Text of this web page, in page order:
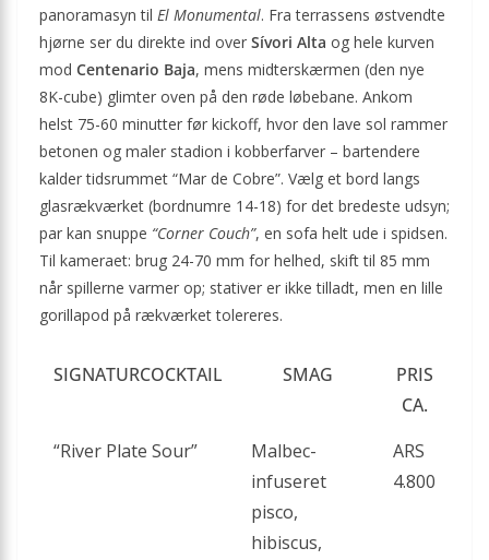
panoramasyn til El Monumental. Fra terrassens østvendte
hjørne ser du direkte ind over Sívori Alta og hele kurven
mod Centenario Baja, mens midterskærmen (den nye
8K-cube) glimter oven på den røde løbebane. Ankom
helst 75-60 minutter før kickoff, hvor den lave sol rammer
betonen og maler stadion i kobberfarver – bartendere
kalder tidsrummet “Mar de Cobre”. Vælg et bord langs
glasrækværket (bordnumre 14-18) for det bredeste udsyn;
par kan snuppe “Corner Couch”, en sofa helt ude i spidsen.
Til kameraet: brug 24-70 mm for helhed, skift til 85 mm
når spillerne varmer op; stativer er ikke tilladt, men en lille
gorillapod på rækværket tolereres.
SIGNATURCOCKTAIL SMAG
PRIS
CA.
“River Plate Sour”
Malbec-
infuseret
pisco,
hibiscus,
ARS
4.800